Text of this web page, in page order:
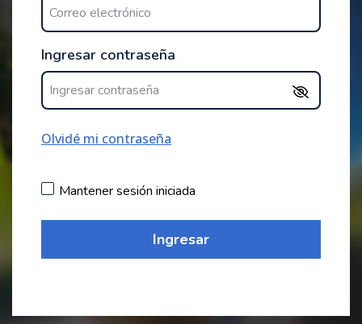
Ingresar contraseña
Olvidé mi contraseña
Mantener sesión iniciada
Ingresar